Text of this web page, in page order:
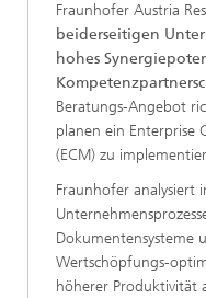
Fraunhofer Austria
beiderseitigen
hohes
Beratungs-Angebot
planen ein Enterprise
(ECM) zu
Fraunhofer analysiert
Dokumentensysteme
Wertschöpfungs-
höherer Produktivität